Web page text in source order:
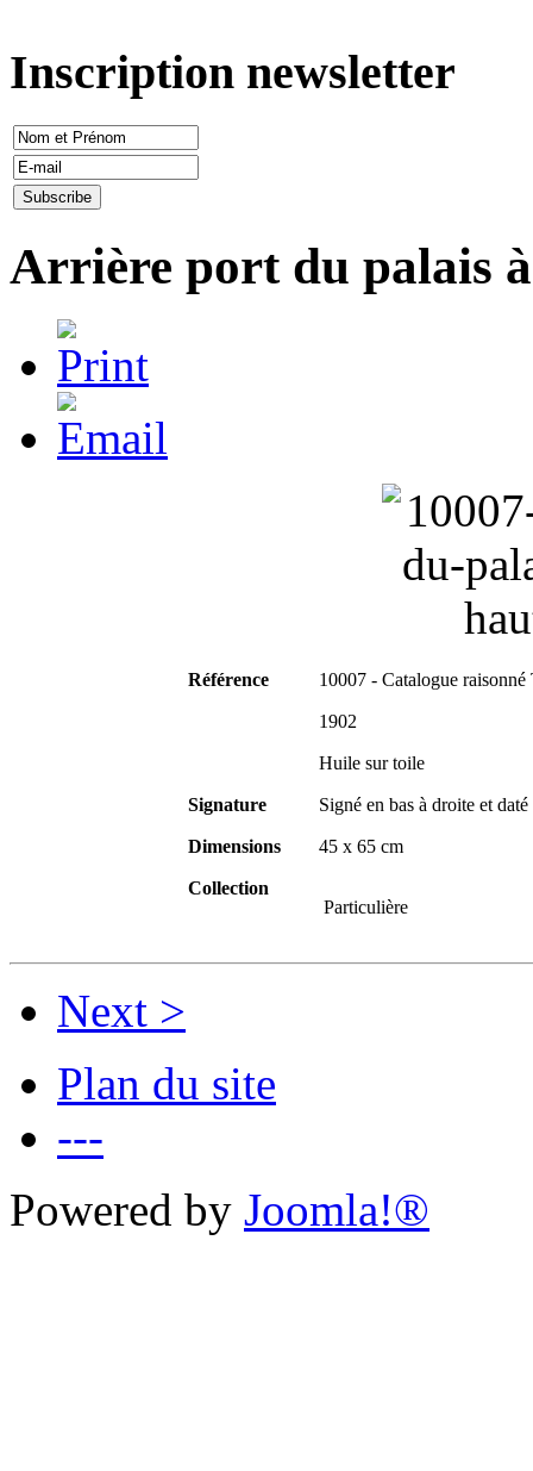
Inscription newsletter
Arrière port du palais
Référence 10007 - Catalogue raisonné
1902
Huile sur toile
Signature Signé en bas à droite et
Dimensions 45 x 65 cm
Collection
Particulière
Next >
Plan du site
---
Powered by Joomla!®